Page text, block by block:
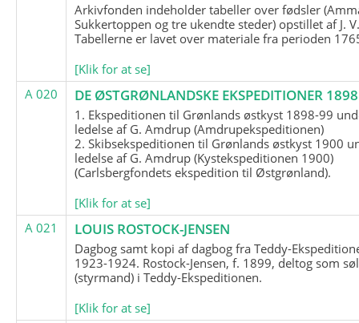
Arkivfonden indeholder tabeller over fødsler
Sukkertoppen og tre ukendte steder) opstillet af J.
Tabellerne er lavet over materiale fra perioden
[Klik for at se]
A 020
DE ØSTGRØNLANDSKE EKSPEDITIONER
1. Ekspeditionen til Grønlands østkyst 1898-99
ledelse af G. Amdrup (Amdrupekspeditionen)
2. Skibsekspeditionen til Grønlands østkyst 1900
ledelse af G. Amdrup (Kystekspeditionen 1900)
(Carlsbergfondets ekspedition til Østgrønland).
[Klik for at se]
A 021
LOUIS ROSTOCK-JENSEN
Dagbog samt kopi af dagbog fra Teddy-
1923-1924. Rostock-Jensen, f. 1899, deltog som
(styrmand) i Teddy-Ekspeditionen.
[Klik for at se]